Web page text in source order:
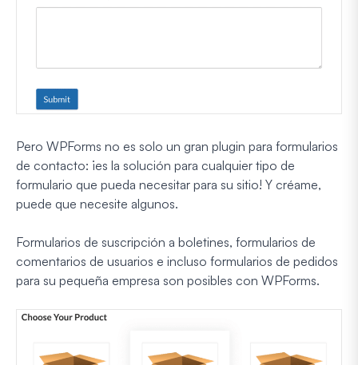
Pero WPForms no es solo un gran plugin para formularios
de contacto: ¡es la solución para cualquier tipo de
formulario que pueda necesitar para su sitio! Y créame,
puede que necesite algunos.
Formularios de suscripción a boletines, formularios de
comentarios de usuarios e incluso formularios de pedidos
para su pequeña empresa son posibles con WPForms.